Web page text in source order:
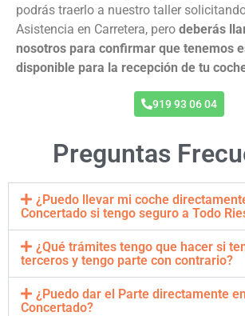
podrás traerlo a nuestro taller
Asistencia en Carretera, pero deberás
nosotros para confirmar que tenemos
disponible para la recepción de tu
919 93 06 04
Preguntas
¿Puedo llevar mi coche
Concertado si tengo seguro a Todo
¿Qué trámites tengo que hacer si
terceros y tengo parte con contrario?
¿Puedo dar el Parte directamente
Concertado?